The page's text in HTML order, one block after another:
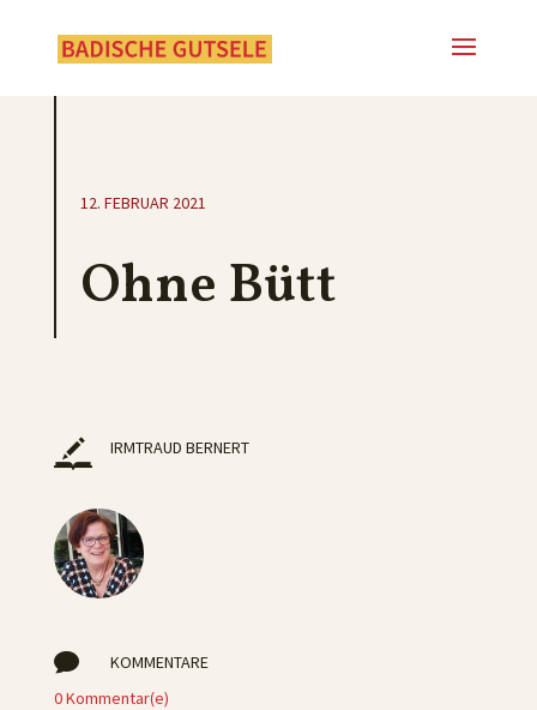
12. FEBRUAR 2021
Ohne Bütt
IRMTRAUD BERNERT

KOMMENTARE
0 Kommentar(e)